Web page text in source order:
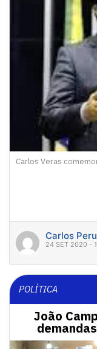
Carlos Veras
Carlos
24 SET 2020 -
POLÍTICA
João